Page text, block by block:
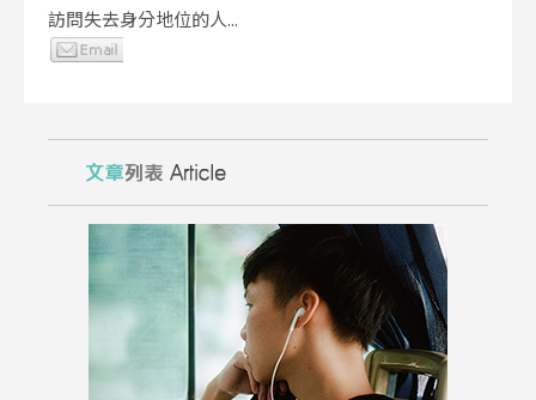
訪問失去身分地位的人...